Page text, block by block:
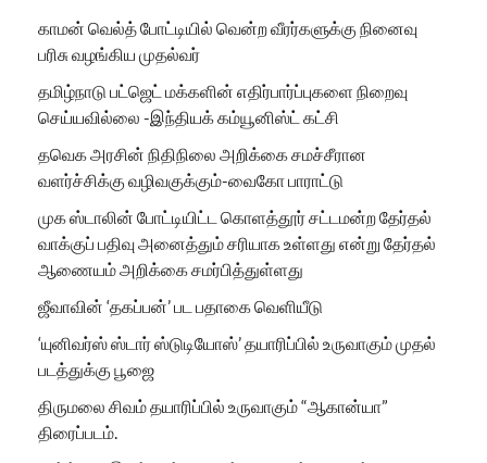
காமன் வெல்த் போட்டியில் வென்ற வீரர்களுக்கு நினைவு
பரிசு வழங்கிய முதல்வர்
தமிழ்நாடு பட்ஜெட் மக்களின் எதிர்பார்ப்புகளை நிறைவு
செய்யவில்லை -இந்தியக் கம்யூனிஸ்ட் கட்சி
தவெக அரசின் நிதிநிலை அறிக்கை சமச்சீரான
வளர்ச்சிக்கு வழிவகுக்கும்-வைகோ பாராட்டு
முக ஸ்டாலின் போட்டியிட்ட கொளத்தூர் சட்டமன்ற தேர்தல்
வாக்குப் பதிவு அனைத்தும் சரியாக உள்ளது என்று தேர்தல்
ஆணையம் அறிக்கை சமர்பித்துள்ளது
ஜீவாவின் ‘தகப்பன்’ பட பதாகை வெளியீடு
‘யுனிவர்ஸ் ஸ்டார் ஸ்டுடியோஸ்’ தயாரிப்பில் உருவாகும் முதல்
படத்துக்கு பூஜை
திருமலை சிவம் தயாரிப்பில் உருவாகும் “ஆகான்யா”
திரைப்படம்.